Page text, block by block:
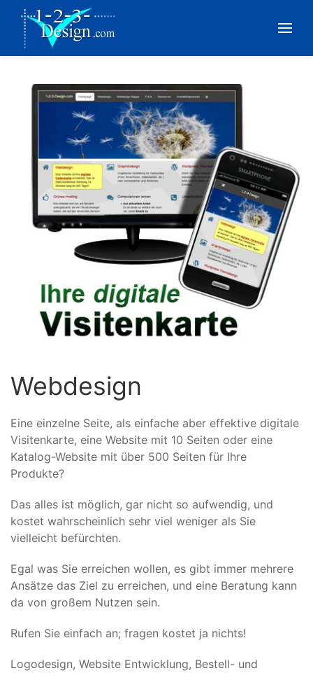
Webdesign
Eine einzelne Seite, als einfache aber effektive digitale
Visitenkarte, eine Website mit 10 Seiten oder eine
Katalog-Website mit über 500 Seiten für Ihre
Produkte?
Das alles ist möglich, gar nicht so aufwendig, und
kostet wahrscheinlich sehr viel weniger als Sie
vielleicht befürchten.
Egal was Sie erreichen wollen, es gibt immer mehrere
Ansätze das Ziel zu erreichen, und eine Beratung kann
da von großem Nutzen sein.
Rufen Sie einfach an; fragen kostet ja nichts!
Logodesign, Website Entwicklung, Bestell- und